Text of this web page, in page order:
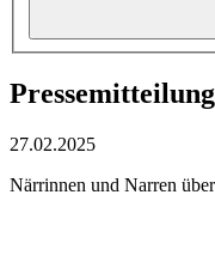
27.02.2025
Närrinnen und Narren